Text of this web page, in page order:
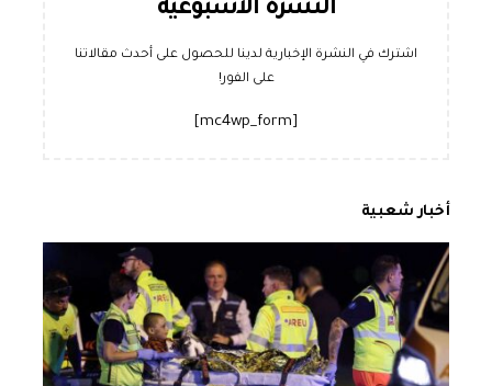
النشرة الأسبوعية
اشترك في النشرة الإخبارية لدينا للحصول على أحدث مقالاتنا
على الفور!
[mc4wp_form]
أخبار شعبية